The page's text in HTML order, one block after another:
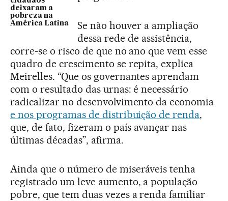
deixaram a
pobreza na
América Latina
Se não houver a ampliação
dessa rede de assistência,
corre-se o risco de que no ano que vem esse
quadro de crescimento se repita, explica
Meirelles. “Que os governantes aprendam
com o resultado das urnas: é necessário
radicalizar no desenvolvimento da economia
e nos programas de distribuição de renda,
que, de fato, fizeram o país avançar nas
últimas décadas”, afirma.
Ainda que o número de miseráveis tenha
registrado um leve aumento, a população
pobre, que tem duas vezes a renda familiar